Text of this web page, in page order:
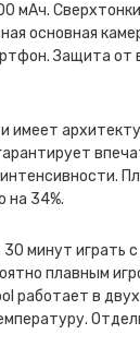
мАч.
основная
Защита
на 34%.
минут играть
плавным
работает в